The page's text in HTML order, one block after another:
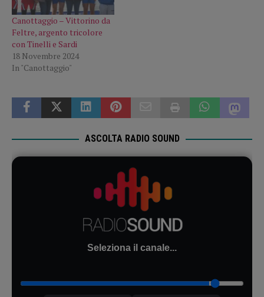
Canottaggio – Vittorino da
Feltre, argento tricolore
con Tinelli e Sardi
18 Novembre 2024
In "Canottaggio"
ASCOLTA RADIO SOUND
Seleziona il canale...